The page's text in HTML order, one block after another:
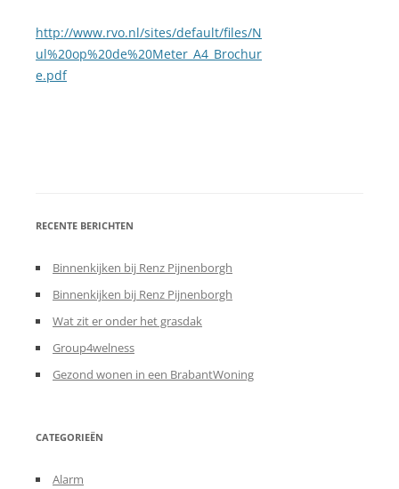
http://www.rvo.nl/sites/default/files/N
ul%20op%20de%20Meter_A4_Brochur
e.pdf
RECENTE BERICHTEN
Binnenkijken bij Renz Pijnenborgh
Binnenkijken bij Renz Pijnenborgh
Wat zit er onder het grasdak
Group4welness
Gezond wonen in een BrabantWoning
CATEGORIEËN
Alarm